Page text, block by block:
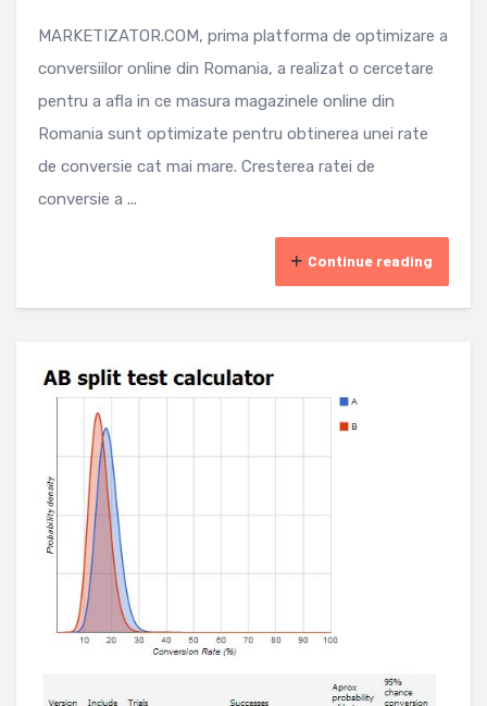
MARKETIZATOR.COM, prima platforma de optimizare a
conversiilor online din Romania, a realizat o cercetare
pentru a afla in ce masura magazinele online din
Romania sunt optimizate pentru obtinerea unei rate
de conversie cat mai mare. Cresterea ratei de
conversie a ...
Continue reading